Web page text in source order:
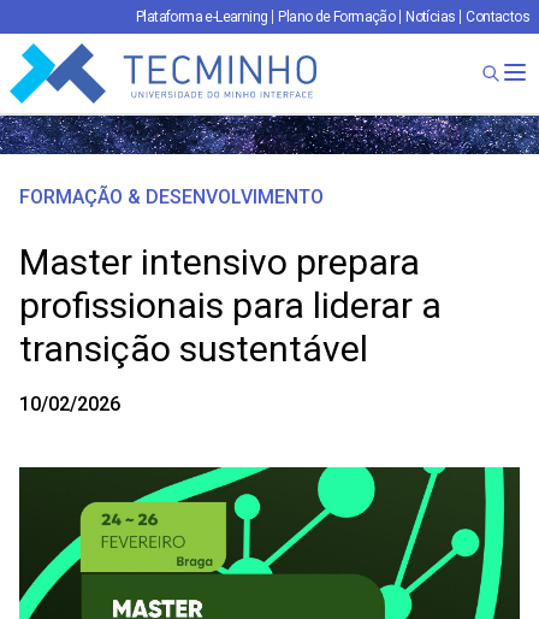
Plataforma e-Learning Plano de Formação Notícias Contactos
TECMINHO
FORMAÇÃO & DESENVOLVIMENTO
Master intensivo prepara
profissionais para liderar a
transição sustentável
10/02/2026